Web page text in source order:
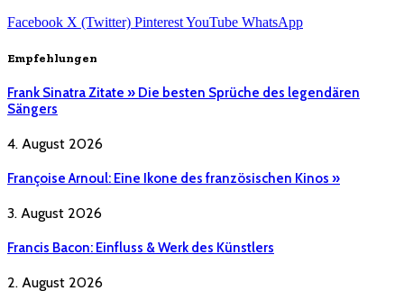
Facebook X (Twitter) PinterestYouTube WhatsApp
Empfehlungen
Frank Sinatra Zitate » Die besten Sprüche des legendären
Sängers
4. August 2026
Françoise Arnoul: Eine Ikone des französischen Kinos »
3. August 2026
Francis Bacon: Einfluss & Werk des Künstlers
2. August 2026